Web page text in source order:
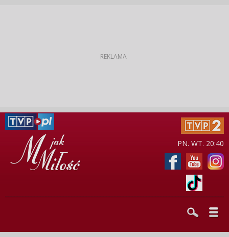
PN. WT. 20:40